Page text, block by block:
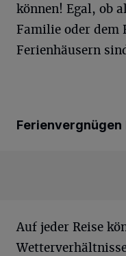
können! Egal, ob
Familie oder dem
Ferienhäusern
Auf jeder Reise